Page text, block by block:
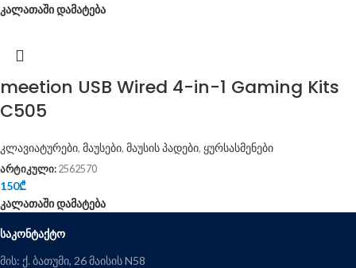
კალათაში დამატება
meetion USB Wired 4-in-1 Gaming Kits
C505
კლავიატურები, მაუსები, მაუსის პადები, ყურსასმენები
არტიკული: 2562570
150₾
კალათაში დამატება
ᲡᲐᲙᲝᲜᲢᲐᲥᲢᲝ
მის: ქ. ბათუმი, 26 მაისის N58